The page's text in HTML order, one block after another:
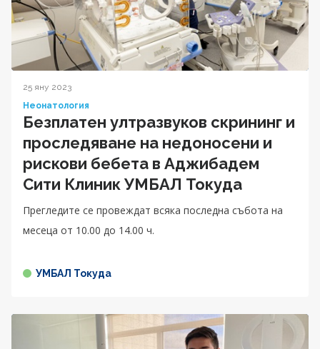
25 яну 2023
Неонатология
Безплатен ултразвуков скрининг и
проследяване на недоносени и
рискови бебета в Аджибадем
Сити Клиник УМБАЛ Токуда
Прегледите се провеждат всяка последна събота на
месеца от 10.00 до 14.00 ч.
УМБАЛ Токуда